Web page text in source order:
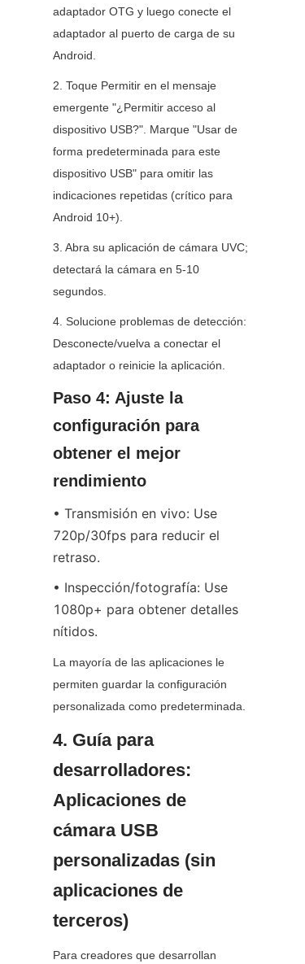
adaptador OTG y luego conecte el
adaptador al puerto de carga de su
Android.
2. Toque Permitir en el mensaje
emergente "¿Permitir acceso al
dispositivo USB?". Marque "Usar de
forma predeterminada para este
dispositivo USB" para omitir las
indicaciones repetidas (crítico para
Android 10+).
3. Abra su aplicación de cámara UVC;
detectará la cámara en 5-10
segundos.
4. Solucione problemas de detección:
Desconecte/vuelva a conectar el
adaptador o reinicie la aplicación.
Paso 4: Ajuste la
configuración para
obtener el mejor
rendimiento
• Transmisión en vivo: Use
720p/30fps para reducir el
retraso.
• Inspección/fotografía: Use
1080p+ para obtener detalles
nítidos.
La mayoría de las aplicaciones le
permiten guardar la configuración
personalizada como predeterminada.
4. Guía para
desarrolladores:
Aplicaciones de
cámara USB
personalizadas (sin
aplicaciones de
terceros)
Para creadores que desarrollan